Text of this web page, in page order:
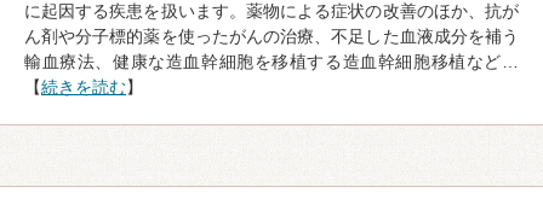
に起因する疾患を扱います。薬物による症状の改善のほか、抗が
ん剤や分子標的薬を使ったがんの治療、不足した血液成分を補う
輸血療法、健康な造血幹細胞を移植する造血幹細胞移植など…
【続きを読む】